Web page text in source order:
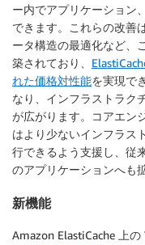
ー内でアプリケーション
できます。これらの改善
ータ構造の最適化など、
築されており、
れた価格対性能を実現で
なり、インフラストラク
が広がります。コアエン
はより少ないインフラス
行できるよう支援し、従
のアプリケーションへも
新機能
Amazon ElastiCache 上